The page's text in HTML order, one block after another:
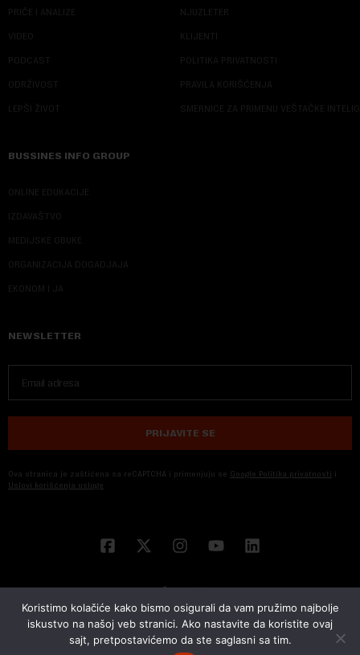
PRIČE I ANALIZE
VIDEO
PODCAST
ODRŽIVOST
LEPŠI ŽIVOT
NJUZLETER
KLIJENTI
POLITIKA PRIVATNOSTI
PRAVILA KORIŠĆENJA
SMERNICE ZA PRIMENU VEŠTAČKE
BUSSINES INFO GROUP
ONLINE EDUKACIJE
IZDAVAŠTVO
MEDIJSKE OBUKE
ORGANIZACIJA DOGADJAJA
EKONOM I JA
NEWSLETTER
PRIJAVITE SE
Ova stranica je zaštićena sa reCAPTCHA i primenjuju se Google Politika privatnosti i
Uslovi korišćenja usluge
© 2026 NOVA EKONOMIJA | SVA PRAVA ZADŽANA | DEVELOPED BY
Koristimo kolačiće kako bismo osigurali da vam pružimo najbolje
iskustvo na našoj veb stranici. Ako nastavite da koristite ovaj
sajt, pretpostavićemo da ste saglasni sa tim.